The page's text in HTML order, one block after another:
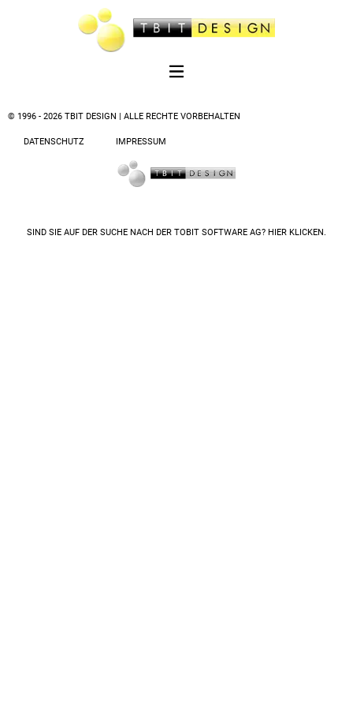
© 1996 - 2026 TBIT DESIGN | ALLE RECHTE VORBEHALTEN
DATENSCHUTZ IMPRESSUM
SIND SIE AUF DER SUCHE NACH DER TOBIT SOFTWARE AG? HIER KLICKEN.